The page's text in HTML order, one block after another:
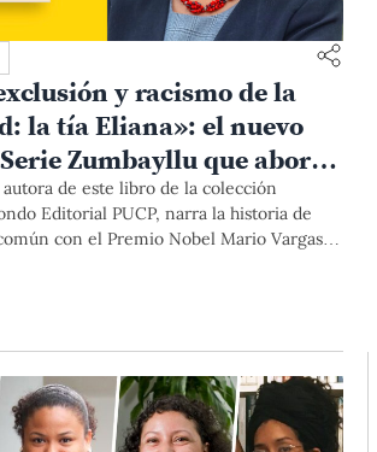
y racismo de la
la tía Eliana»: el nuevo
Zumbayllu que aborda
la xenofobia
de este libro de la colección
Editorial PUCP, narra la historia de
con el Premio Nobel Mario Vargas
de su familia en 1948, por casarse